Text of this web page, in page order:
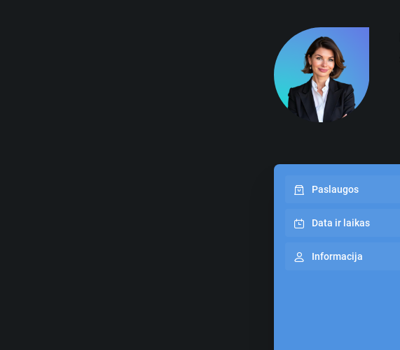
Paslaugos
Data ir laikas
Informacija